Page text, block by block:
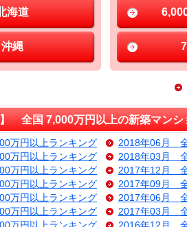
海道
縄
全国 7,000万円以上の新築マンシ
万円以上ランキング
2018年06月
万円以上ランキング
2018年03月
万円以上ランキング
2017年12月
万円以上ランキング
2017年09月
万円以上ランキング
2017年06月
万円以上ランキング
2017年03月